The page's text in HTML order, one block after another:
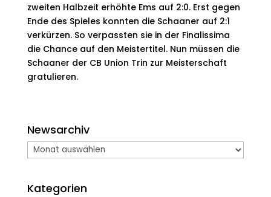
zweiten Halbzeit erhöhte Ems auf 2:0. Erst gegen
Ende des Spieles konnten die Schaaner auf 2:1
verkürzen. So verpassten sie in der Finalissima
die Chance auf den Meistertitel. Nun müssen die
Schaaner der CB Union Trin zur Meisterschaft
gratulieren.
Newsarchiv
Newsarchiv
Kategorien